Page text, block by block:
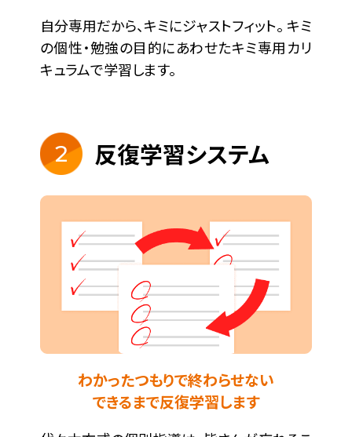
自分専用だから、キミにジャストフィット。 キミ
の個性・勉強の目的にあわせたキミ専用カリ
キュラムで学習します。
2 反復学習システム
わかったつもりで終わらせない
できるまで反復学習します